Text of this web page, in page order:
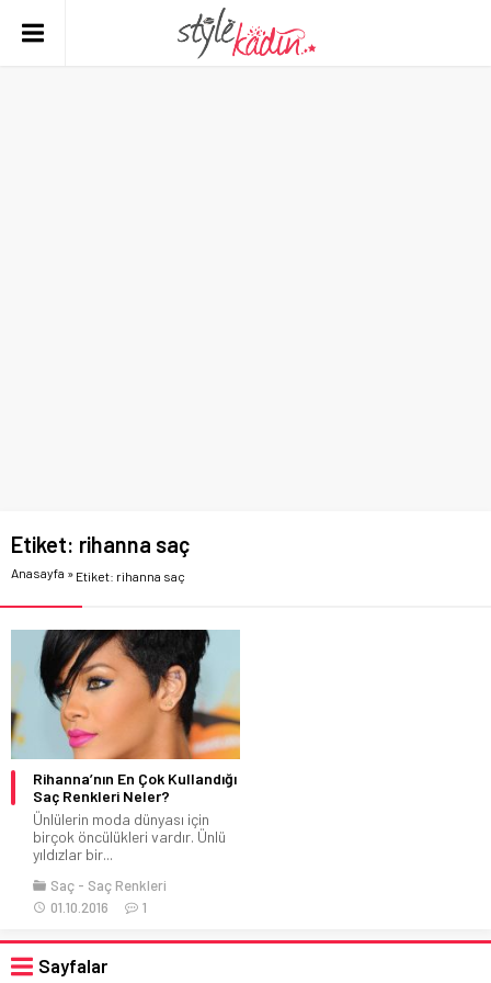
Etiket: rihanna saç
Anasayfa » Etiket: rihanna saç
Rihanna’nın En Çok Kullandığı
Saç Renkleri Neler?
Ünlülerin moda dünyası için
birçok öncülükleri vardır. Ünlü
yıldızlar bir...
Saç
Saç Renkleri
01.10.2016
1
Sayfalar